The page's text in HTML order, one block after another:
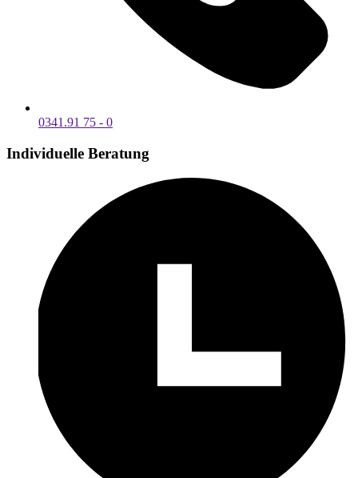
0341.91 75 - 0
Individuelle Beratung